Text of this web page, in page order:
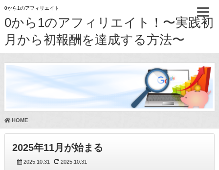
0から1のアフィリエイト
0から1のアフィリエイト！〜実践初
月から初報酬を達成する方法〜
HOME
2025年11月が始まる
2025.10.31 2025.10.31